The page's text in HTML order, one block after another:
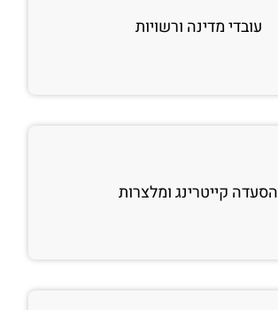
עובדי מדינה ורשויות
הסעדה קייטרינג ומלצרות